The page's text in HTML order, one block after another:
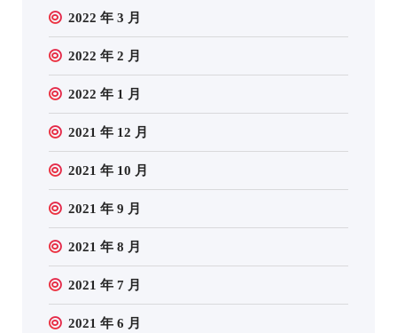
2022 年 3 月
2022 年 2 月
2022 年 1 月
2021 年 12 月
2021 年 10 月
2021 年 9 月
2021 年 8 月
2021 年 7 月
2021 年 6 月